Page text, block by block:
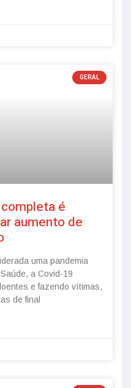
GERAL
é
aumento de
uma pandemia
a Covid-19
e fazendo vítimas,
de final